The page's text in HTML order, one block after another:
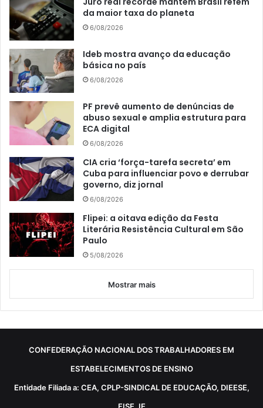
da maior taxa do planeta
6/08/2026
Ideb mostra avanço da educação
básica no país
6/08/2026
PF prevê aumento de denúncias de
abuso sexual e amplia estrutura para
ECA digital
6/08/2026
CIA cria ‘força-tarefa secreta’ em
Cuba para influenciar povo e derrubar
governo, diz jornal
6/08/2026
Flipei: a oitava edição da Festa
Literária Resistência Cultural em São
Paulo
5/08/2026
Mostrar mais
CONFEDERAÇÃO NACIONAL DOS TRABALHADORES EM
ESTABELECIMENTOS DE ENSINO
Entidade Filiada a: CEA, CPLP-SINDICAL DE EDUCAÇÃO, DIEESE,